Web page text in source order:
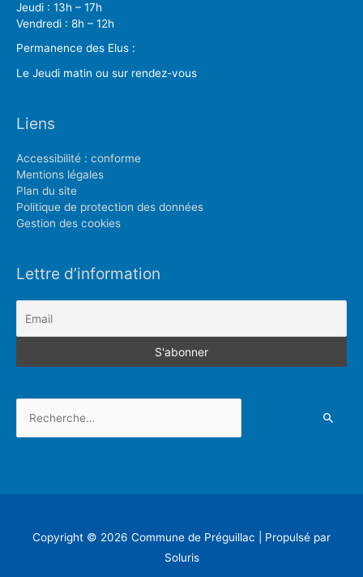
Jeudi : 13h – 17h
Vendredi : 8h – 12h
Permanence des Elus :
Le Jeudi matin ou sur rendez-vous
Liens
Accessibilité : conforme
Mentions légales
Plan du site
Politique de protection des données
Gestion des cookies
Lettre d’information
Copyright © 2026 Commune de Préguillac | Propulsé par
Soluris